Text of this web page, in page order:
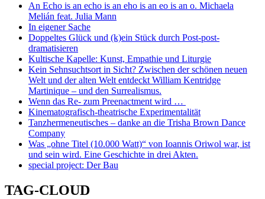
An Echo is an echo is an eho is an eo is an o. Michaela
Melián feat. Julia Mann
In eigener Sache
Doppeltes Glück und (k)ein Stück durch Post-post-
dramatisieren
Kultische Kapelle: Kunst, Empathie und Liturgie
Kein Sehnsuchtsort in Sicht? Zwischen der schönen neuen
Welt und der alten Welt entdeckt William Kentridge
Martinique – und den Surrealismus.
Wenn das Re- zum Preenactment wird …
Kinematografisch-theatrische Experimentalität
Tanzhermeneutisches – danke an die Trisha Brown Dance
Company
Was „ohne Titel (10.000 Watt)“ von Ioannis Oriwol war, ist
und sein wird. Eine Geschichte in drei Akten.
special project: Der Bau
TAG-CLOUD